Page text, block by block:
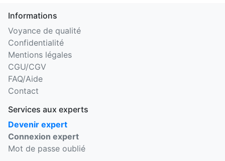
Informations
Voyance de qualité
Confidentialité
Mentions légales
CGU/CGV
FAQ/Aide
Contact
Services aux experts
Devenir expert
Connexion expert
Mot de passe oublié